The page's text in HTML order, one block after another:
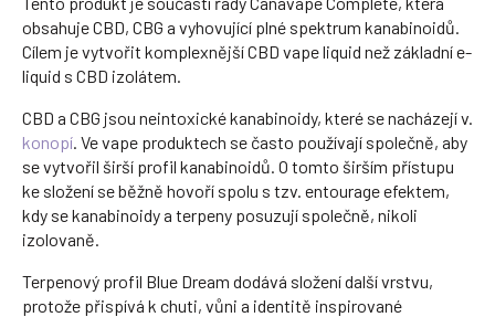
obsahuje CBD, CBG a vyhovující plné spektrum kanabinoidů.
Cílem je vytvořit komplexnější CBD vape liquid než základní e-
liquid s CBD izolátem.
CBD a CBG jsou neintoxické kanabinoidy, které se nacházejí v.
konopí . Ve vape produktech se často používají společně, aby
se vytvořil širší profil kanabinoidů. O tomto širším přístupu
ke složení se běžně hovoří spolu s tzv. entourage efektem,
kdy se kanabinoidy a terpeny posuzují společně, nikoli
izolovaně.
Terpenový profil Blue Dream dodává složení další vrstvu,
protože přispívá k chuti, vůni a identitě inspirované